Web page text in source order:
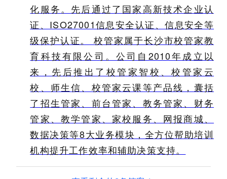
化服务。先后通过了国家高新技术企业认
证、ISO27001信息安全认证、信息安全等
级保护认证。 校管家属于长沙市校管家教
育科技有限公司。公司自2010年成立以
来，先后推出了校管家智校、校管家云
校、师生信、校管家云课等产品线，囊括
了招生管家、前台管家、教务管家、财务
管家、教学管家、家校服务、网报商城、
数据决策等8大业务模块，全方位帮助培训
机构提升工作效率和辅助决策支持。